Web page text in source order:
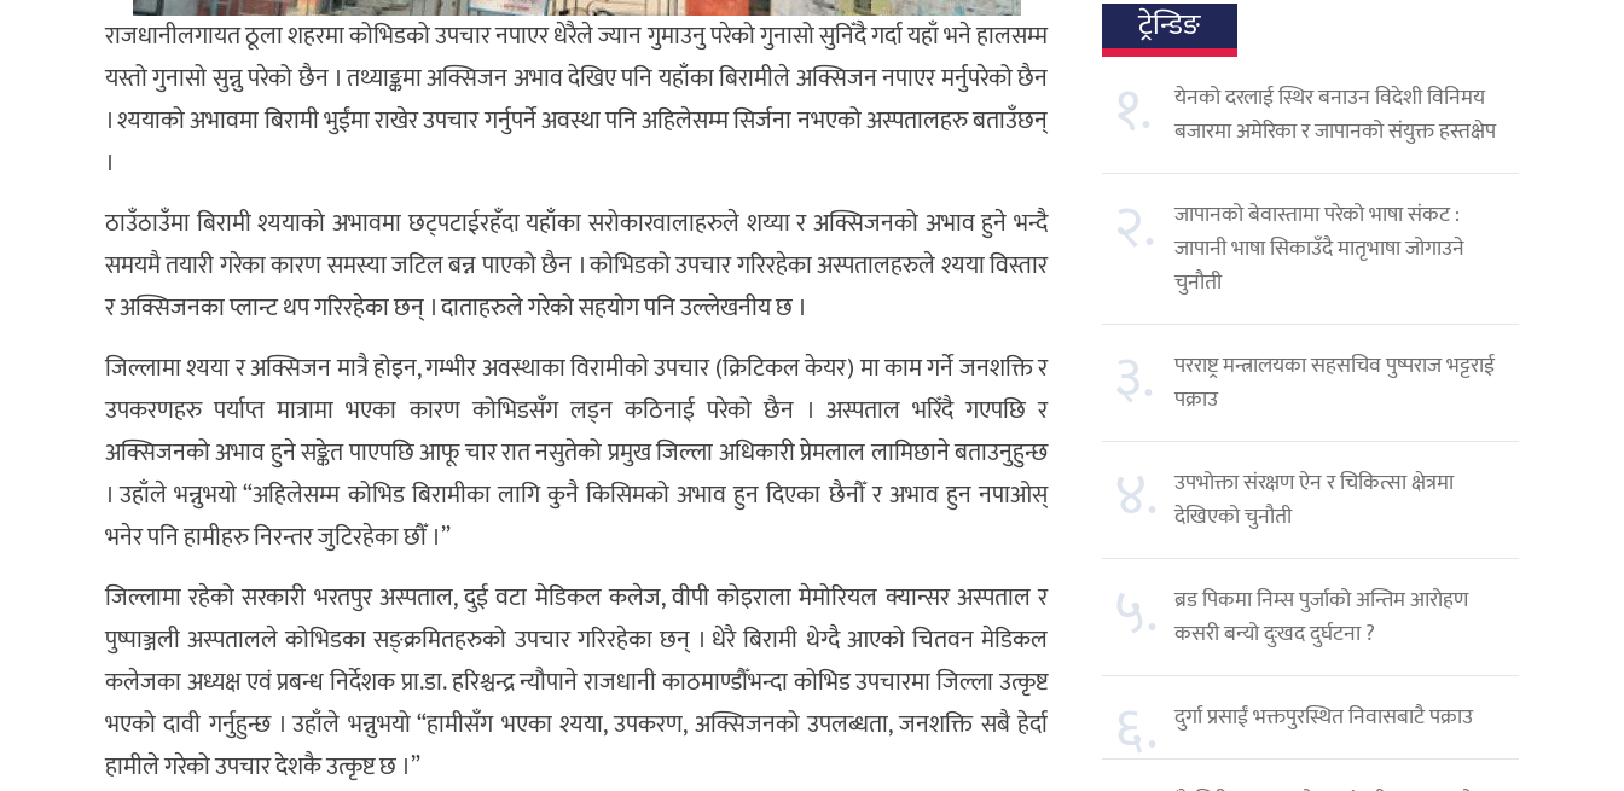
राजधानीलगायत ठूला शहरमा कोभिडको उपचार नपाएर धेरैले ज्यान गुमाउनु परेको गुनासो सुनिँदै गर्दा यहाँ भने हालसम्म
यस्तो गुनासो सुन्नु परेको छैन । तथ्याङ्कमा अक्सिजन अभाव देखिए पनि यहाँका बिरामीले अक्सिजन नपाएर मर्नुपरेको छैन
। श्ययाको अभावमा बिरामी भुईंमा राखेर उपचार गर्नुपर्ने अवस्था पनि अहिलेसम्म सिर्जना नभएको अस्पतालहरु बताउँछन्
।
ठाउँठाउँमा बिरामी श्ययाको अभावमा छट्पटाईरहँदा यहाँका सरोकारवालाहरुले शय्या र अक्सिजनको अभाव हुने भन्दै
समयमै तयारी गरेका कारण समस्या जटिल बन्न पाएको छैन । कोभिडको उपचार गरिरहेका अस्पतालहरुले श्यया विस्तार
र अक्सिजनका प्लान्ट थप गरिरहेका छन् । दाताहरुले गरेको सहयोग पनि उल्लेखनीय छ ।
जिल्लामा श्यया र अक्सिजन मात्रै होइन, गम्भीर अवस्थाका विरामीको उपचार (क्रिटिकल केयर) मा काम गर्ने जनशक्ति र
उपकरणहरु पर्याप्त मात्रामा भएका कारण कोभिडसँग लड्न कठिनाई परेको छैन । अस्पताल भरिँदै गएपछि र
अक्सिजनको अभाव हुने सङ्केत पाएपछि आफू चार रात नसुतेको प्रमुख जिल्ला अधिकारी प्रेमलाल लामिछाने बताउनुहुन्छ
। उहाँले भन्नुभयो “अहिलेसम्म कोभिड बिरामीका लागि कुनै किसिमको अभाव हुन दिएका छैनौँ र अभाव हुन नपाओस्
भनेर पनि हामीहरु निरन्तर जुटिरहेका छौँ ।”
जिल्लामा रहेको सरकारी भरतपुर अस्पताल, दुई वटा मेडिकल कलेज, वीपी कोइराला मेमोरियल क्यान्सर अस्पताल र
पुष्पाञ्जली अस्पतालले कोभिडका सङ्क्रमितहरुको उपचार गरिरहेका छन् । धेरै बिरामी थेग्दै आएको चितवन मेडिकल
कलेजका अध्यक्ष एवं प्रबन्ध निर्देशक प्रा.डा. हरिश्चन्द्र न्यौपाने राजधानी काठमाण्डौँभन्दा कोभिड उपचारमा जिल्ला उत्कृष्ट
भएको दावी गर्नुहुन्छ । उहाँले भन्नुभयो “हामीसँग भएका श्यया, उपकरण, अक्सिजनको उपलब्धता, जनशक्ति सबै हेर्दा
हामीले गरेको उपचार देशकै उत्कृष्ट छ ।”
ट्रेन्डिङ
१.
येनको दरलाई स्थिर बनाउन विदेशी विनिमय
बजारमा अमेरिका र जापानको संयुक्त हस्तक्षेप
२.
जापानको बेवास्तामा परेको भाषा संकट :
जापानी भाषा सिकाउँदै मातृभाषा जोगाउने
चुनौती
३.
परराष्ट्र मन्त्रालयका सहसचिव पुष्पराज भट्टराई
पक्राउ
४. उपभोक्ता संरक्षण ऐन र चिकित्सा क्षेत्रमा
देखिएको चुनौती
५. ब्रड पिकमा निम्स पुर्जाको अन्तिम आरोहण
कसरी बन्यो दुःखद दुर्घटना ?
६. दुर्गा प्रसाईं भक्तपुरस्थित निवासबाटै पक्राउ